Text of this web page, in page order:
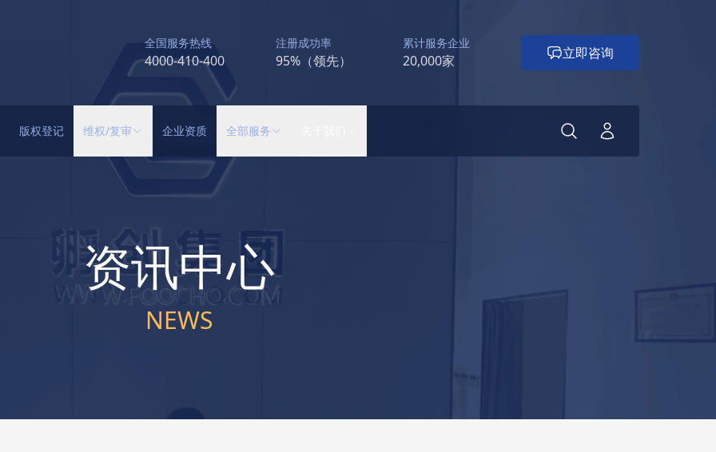
全国服务热线
4000-410-400
注册成功率
95%（领先）
累计服务企业
20,000家 立即咨询
版权登记 维权/复审 企业资质 全部服务
资讯中心
NEWS